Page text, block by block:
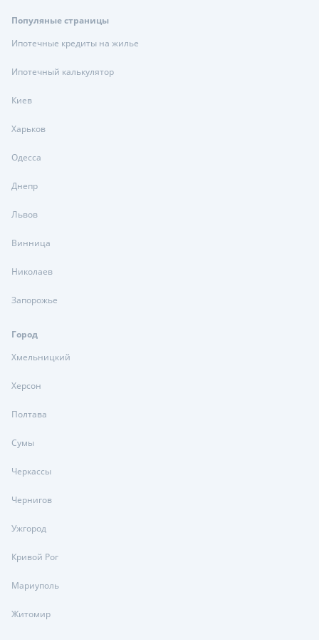
Популяные страницы
Ипотечные кредиты на жилье
Ипотечный калькулятор
Киев
Харьков
Одесса
Днепр
Львов
Винница
Николаев
Запорожье
Город
Хмельницкий
Херсон
Полтава
Сумы
Черкассы
Чернигов
Ужгород
Кривой Рог
Мариуполь
Житомир